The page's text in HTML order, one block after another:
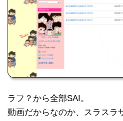
ラフ？から全部SAI。
動画だからなのか、スラスラ